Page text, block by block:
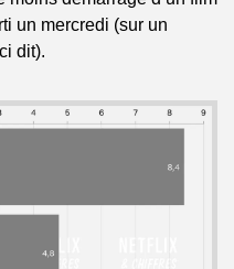
un mercredi (sur un
dit).